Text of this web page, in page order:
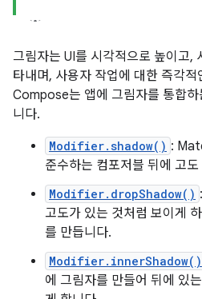
그림자는 UI를 시각적으로 높이고,
타내며, 사용자 작업에 대한 즉각
Compose는 앱에 그림자를 통합
니다.
Modifier.shadow() :
준수하는 컴포저블 뒤에 고
Modifier.dropShadow()
고도가 있는 것처럼 보이게
를 만듭니다.
Modifier.innerShadow()
에 그림자를 만들어 뒤에 있